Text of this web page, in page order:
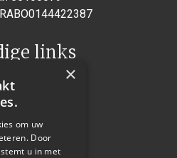
links
Home
×
om uw
Door
u in met